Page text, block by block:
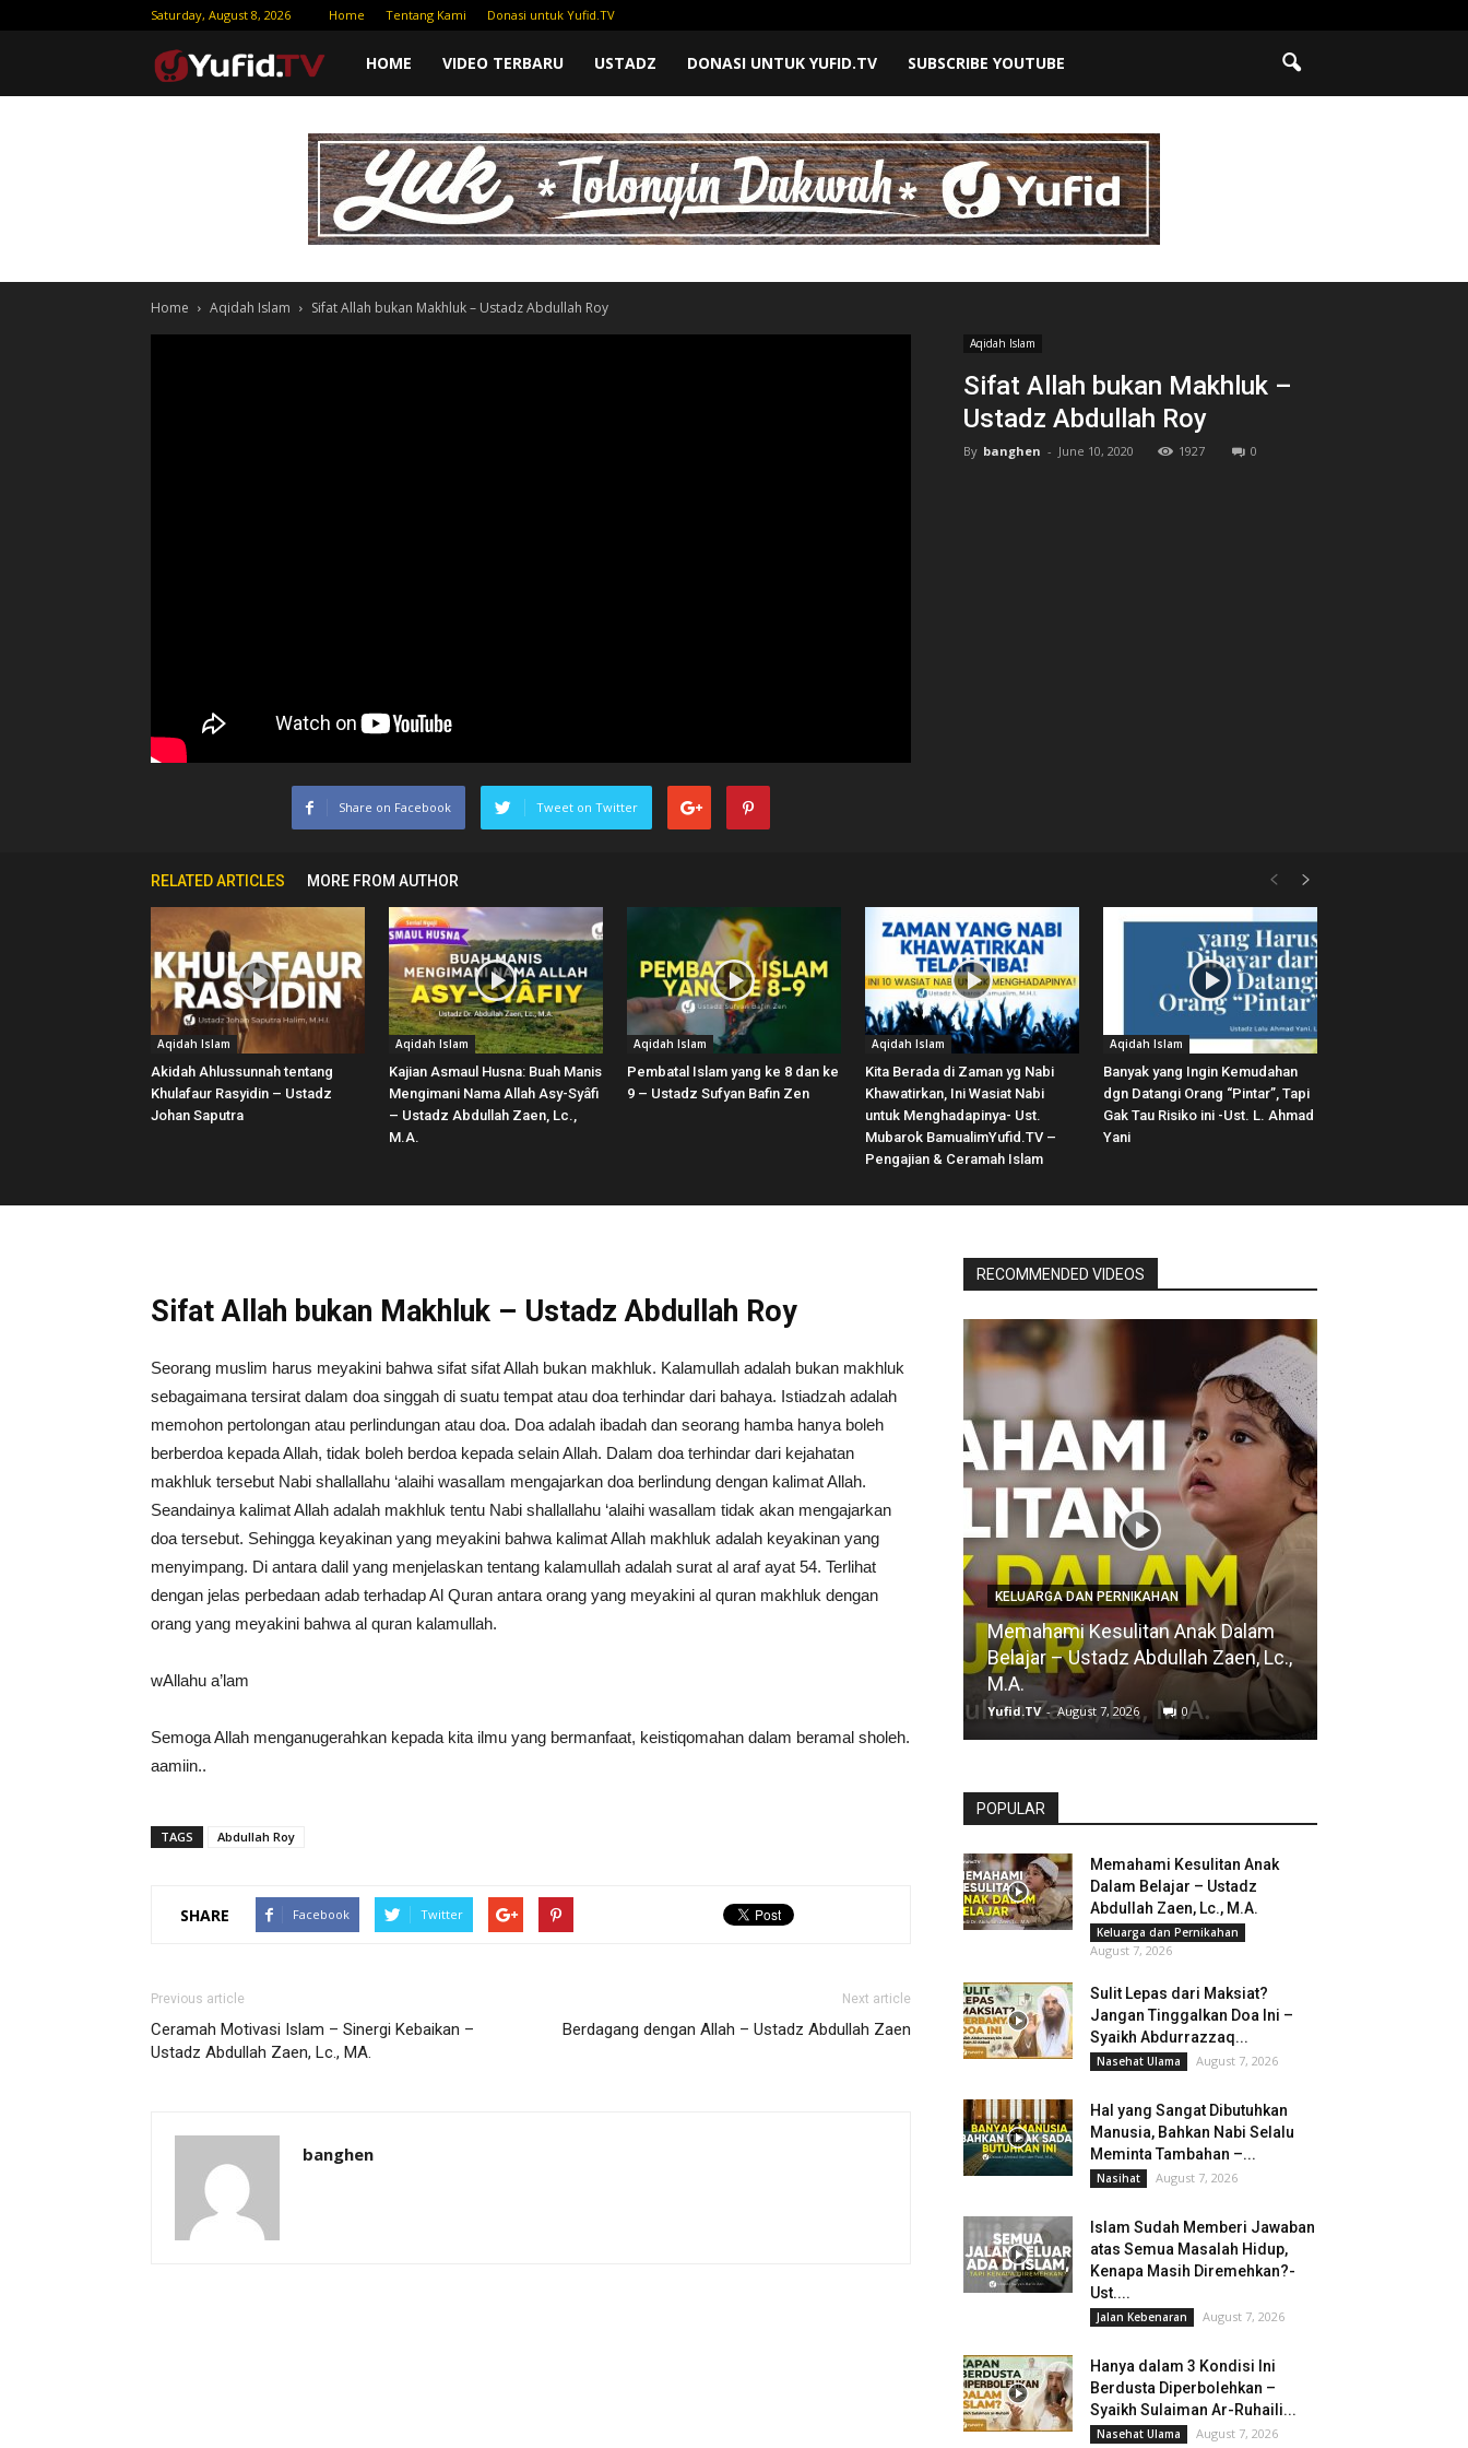
Saturday, August 8, 2026 Home Tentang Kami Donasi untuk Yufid.TV
Yufid
|
HOME VIDEO TERBARU USTADZ DONASI UNTUK YUFID.TV SUBSCRIBE YOUTUBE
Home Aqidah Islam Sifat Allah bukan Makhluk – Ustadz Abdullah Roy
Aqidah Islam
Sifat Allah bukan Makhluk –
Ustadz Abdullah Roy
By banghen - June 10, 2020 1927 0
Share on Facebook Tweet on Twitter
RELATED ARTICLES MORE FROM AUTHOR
Aqidah Islam
Akidah Ahlussunnah tentang
Khulafaur Rasyidin – Ustadz
Johan Saputra
Aqidah Islam
Kajian Asmaul Husna: Buah Manis
Mengimani Nama Allah Asy-Syâfi
– Ustadz Abdullah Zaen, Lc.,
M.A.
Aqidah Islam
Pembatal Islam yang ke 8 dan ke
9 – Ustadz Sufyan Bafin Zen
Aqidah Islam
Kita Berada di Zaman yg Nabi
Khawatirkan, Ini Wasiat Nabi
untuk Menghadapinya- Ust.
Mubarok BamualimYufid.TV –
Pengajian & Ceramah Islam
Aqidah Islam
Banyak yang Ingin Kemudahan
dgn Datangi Orang “Pintar”, Tapi
Gak Tau Risiko ini -Ust. L. Ahmad
Yani
Sifat Allah bukan Makhluk – Ustadz Abdullah Roy
Seorang muslim harus meyakini bahwa sifat sifat Allah bukan makhluk. Kalamullah adalah bukan makhluk
sebagaimana tersirat dalam doa singgah di suatu tempat atau doa terhindar dari bahaya. Istiadzah adalah
memohon pertolongan atau perlindungan atau doa. Doa adalah ibadah dan seorang hamba hanya boleh
berberdoa kepada Allah, tidak boleh berdoa kepada selain Allah. Dalam doa terhindar dari kejahatan
makhluk tersebut Nabi shallallahu ‘alaihi wasallam mengajarkan doa berlindung dengan kalimat Allah.
Seandainya kalimat Allah adalah makhluk tentu Nabi shallallahu ‘alaihi wasallam tidak akan mengajarkan
doa tersebut. Sehingga keyakinan yang meyakini bahwa kalimat Allah makhluk adalah keyakinan yang
menyimpang. Di antara dalil yang menjelaskan tentang kalamullah adalah surat al araf ayat 54. Terlihat
dengan jelas perbedaan adab terhadap Al Quran antara orang yang meyakini al quran makhluk dengan
orang yang meyakini bahwa al quran kalamullah.
wAllahu a’lam
Semoga Allah menganugerahkan kepada kita ilmu yang bermanfaat, keistiqomahan dalam beramal sholeh.
aamiin..
TAGS Abdullah Roy
SHARE Facebook Twitter
Previous article
Ceramah Motivasi Islam – Sinergi Kebaikan –
Ustadz Abdullah Zaen, Lc., MA.
Next article
Berdagang dengan Allah – Ustadz Abdullah Zaen
banghen
RECOMMENDED VIDEOS
KELUARGA DAN PERNIKAHAN
Memahami Kesulitan Anak Dalam
Belajar – Ustadz Abdullah Zaen, Lc.,
M.A.
Yufid.TV - August 7, 2026 0
POPULAR
Memahami Kesulitan Anak
Dalam Belajar – Ustadz
Abdullah Zaen, Lc., M.A.
Keluarga dan Pernikahan
August 7, 2026
Sulit Lepas dari Maksiat?
Jangan Tinggalkan Doa Ini –
Syaikh Abdurrazzaq...
Nasehat Ulama August 7, 2026
Hal yang Sangat Dibutuhkan
Manusia, Bahkan Nabi Selalu
Meminta Tambahan –...
Nasihat August 7, 2026
Islam Sudah Memberi Jawaban
atas Semua Masalah Hidup,
Kenapa Masih Diremehkan?-
Ust....
Jalan Kebenaran August 7, 2026
Hanya dalam 3 Kondisi Ini
Berdusta Diperbolehkan –
Syaikh Sulaiman Ar-Ruhaili...
Nasehat Ulama August 7, 2026